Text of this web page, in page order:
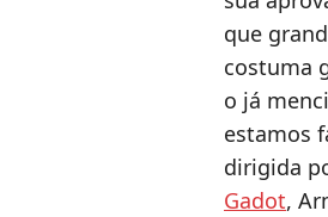
que
costuma
o já
estamos
dirigida
Gadot,